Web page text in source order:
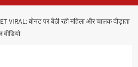
VIRAL: बोनट पर बैठी रही महिला और चालक दौड़ाता